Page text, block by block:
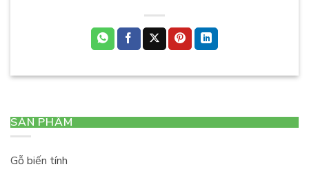
SẢN PHẨM
Gỗ biến tính